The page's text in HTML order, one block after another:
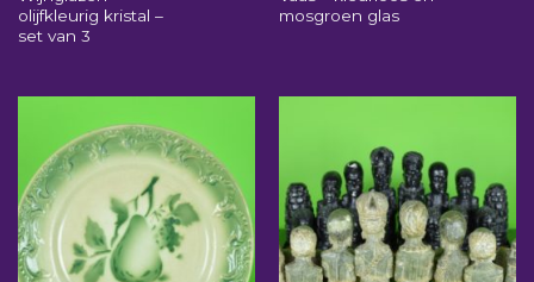
olijfkleurig kristal –
set van 3
mosgroen glas